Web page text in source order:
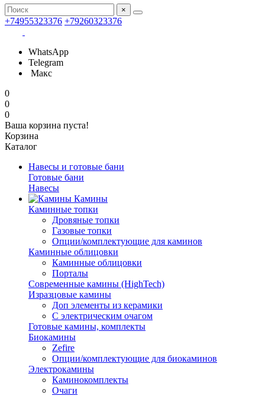
×
+74955323376 +79260323376
WhatsApp
Telegram
Макс
0
0
0
Ваша корзина пуста!
Корзина
Каталог
Навесы и готовые бани
Готовые бани
Навесы
Камины
Каминные топки
Дровяные топки
Газовые топки
Опции/комплектующие для каминов
Каминные облицовки
Каминные облицовки
Порталы
Современные камины (HighTech)
Изразцовые камины
Доп элементы из керамики
С электрическим очагом
Готовые камины, комплекты
Биокамины
Zefire
Опции/комплектующие для биокаминов
Электрокамины
Каминокомплекты
Очаги